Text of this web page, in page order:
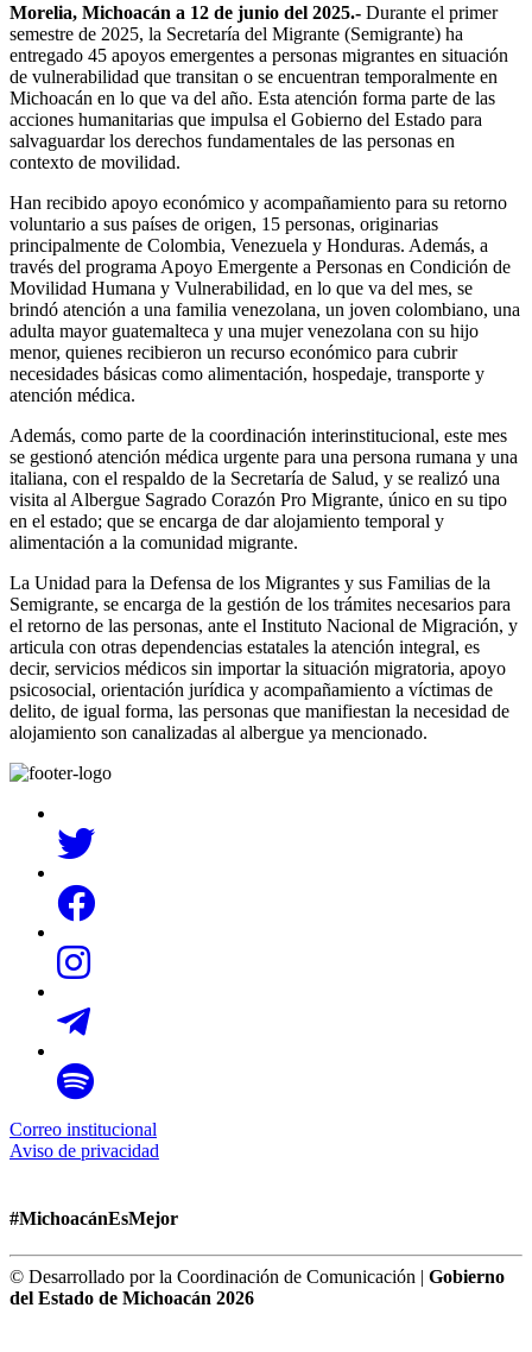
Morelia, Michoacán a 12 de junio del 2025.- Durante el primer
semestre de 2025, la Secretaría del Migrante (Semigrante) ha
entregado 45 apoyos emergentes a personas migrantes en situación
de vulnerabilidad que transitan o se encuentran temporalmente en
Michoacán en lo que va del año. Esta atención forma parte de las
acciones humanitarias que impulsa el Gobierno del Estado para
salvaguardar los derechos fundamentales de las personas en
contexto de movilidad.
Han recibido apoyo económico y acompañamiento para su retorno
voluntario a sus países de origen, 15 personas, originarias
principalmente de Colombia, Venezuela y Honduras. Además, a
través del programa Apoyo Emergente a Personas en Condición de
Movilidad Humana y Vulnerabilidad, en lo que va del mes, se
brindó atención a una familia venezolana, un joven colombiano, una
adulta mayor guatemalteca y una mujer venezolana con su hijo
menor, quienes recibieron un recurso económico para cubrir
necesidades básicas como alimentación, hospedaje, transporte y
atención médica.
Además, como parte de la coordinación interinstitucional, este mes
se gestionó atención médica urgente para una persona rumana y una
italiana, con el respaldo de la Secretaría de Salud, y se realizó una
visita al Albergue Sagrado Corazón Pro Migrante, único en su tipo
en el estado; que se encarga de dar alojamiento temporal y
alimentación a la comunidad migrante.
La Unidad para la Defensa de los Migrantes y sus Familias de la
Semigrante, se encarga de la gestión de los trámites necesarios para
el retorno de las personas, ante el Instituto Nacional de Migración, y
articula con otras dependencias estatales la atención integral, es
decir, servicios médicos sin importar la situación migratoria, apoyo
psicosocial, orientación jurídica y acompañamiento a víctimas de
delito, de igual forma, las personas que manifiestan la necesidad de
alojamiento son canalizadas al albergue ya mencionado.
Correo institucional
Aviso de privacidad
#MichoacánEsMejor
© Desarrollado por la Coordinación de Comunicación | Gobierno
del Estado de Michoacán 2026